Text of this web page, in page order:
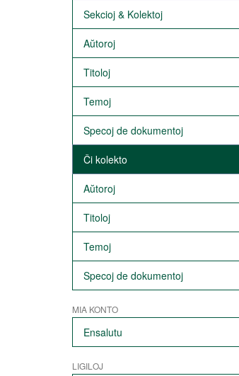
Sekcioj & Kolektoj
Aŭtoroj
Titoloj
Temoj
Specoj de dokumentoj
Ĉi kolekto
Aŭtoroj
Titoloj
Temoj
Specoj de dokumentoj
MIA KONTO
Ensalutu
LIGILOJ